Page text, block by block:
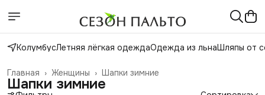
КолумбусЛетняя лёгкая одеждаОдежда из льнаШляпы от
Шапки зимние
Женщины ›
Главная ›
Шапки зимние